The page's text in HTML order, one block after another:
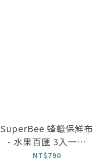
SuperBee 蜂蠟保鮮布
- 水果百匯 3入一組
(S,M,L 各一)
NT$790